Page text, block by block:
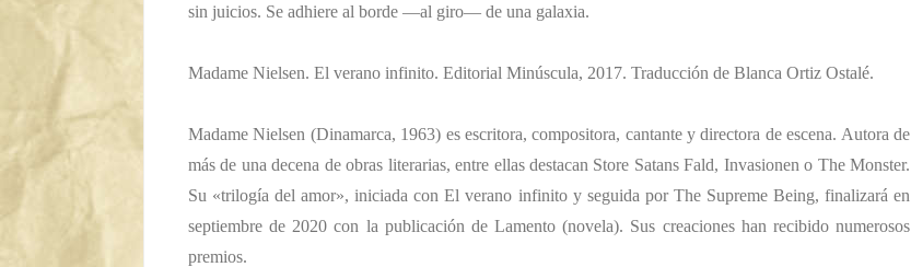
sin juicios. Se adhiere al borde —al giro— de una galaxia.
Madame Nielsen. El verano infinito. Editorial Minúscula, 2017. Traducción de Blanca Ortiz Ostalé.
Madame Nielsen (Dinamarca, 1963) es escritora, compositora, cantante y directora de escena. Autora de
más de una decena de obras literarias, entre ellas destacan Store Satans Fald, Invasionen o The Monster.
Su «trilogía del amor», iniciada conEl verano infinitoy seguida por The Supreme Being, finalizará en
septiembre de 2020 con la publicación deLamento(novela). Sus creaciones han recibido numerosos
premios.